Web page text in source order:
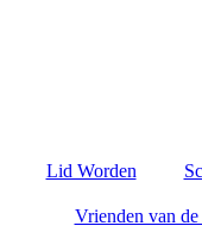
Lid Worden
Vrienden van